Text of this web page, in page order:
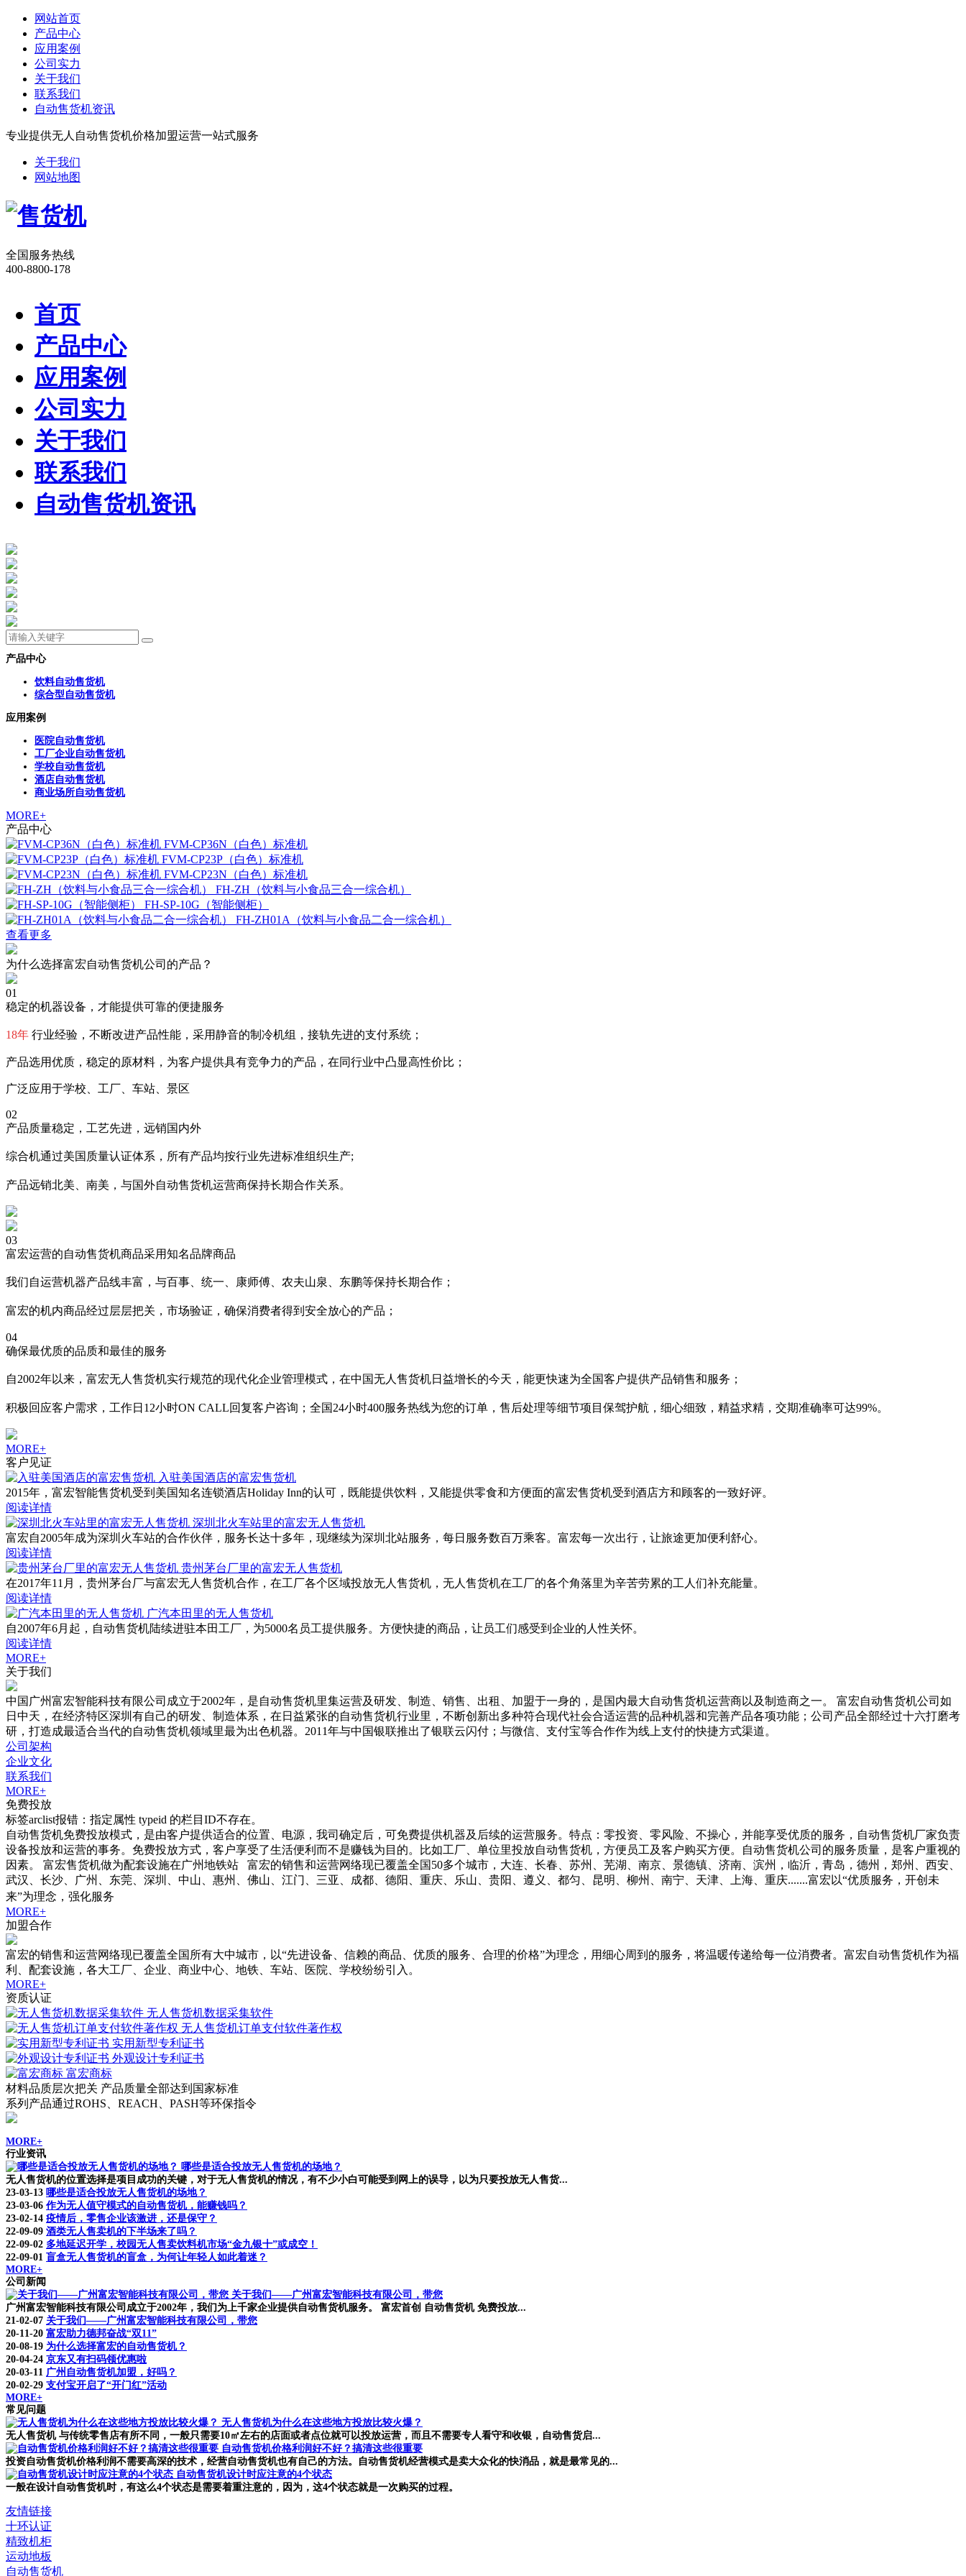
网站首页
产品中心
应用案例
公司实力
关于我们
联系我们
自动售货机资讯
专业提供无人自动售货机价格加盟运营一站式服务
关于我们
网站地图
全国服务热线
400-8800-178
首页
产品中心
应用案例
公司实力
关于我们
联系我们
自动售货机资讯
产品中心
饮料自动售货机
综合型自动售货机
应用案例
医院自动售货机
工厂企业自动售货机
学校自动售货机
酒店自动售货机
商业场所自动售货机
MORE+
产品中心
FVM-CP36N（白色）标准机
FVM-CP23P（白色）标准机
FVM-CP23N（白色）标准机
FH-ZH（饮料与小食品三合一综合机）
FH-SP-10G（智能侧柜）
FH-ZH01A（饮料与小食品二合一综合机）
查看更多
为什么选择富宏自动售货机公司的产品？
01
稳定的机器设备，才能提供可靠的便捷服务
18年 行业经验，不断改进产品性能，采用静音的制冷机组，接轨先进的支付系统；
产品选用优质，稳定的原材料，为客户提供具有竞争力的产品，在同行业中凸显高性价比；
广泛应用于学校、工厂、车站、景区
02
产品质量稳定，工艺先进，远销国内外
综合机通过美国质量认证体系，所有产品均按行业先进标准组织生产;
产品远销北美、南美，与国外自动售货机运营商保持长期合作关系。
03
富宏运营的自动售货机商品采用知名品牌商品
我们自运营机器产品线丰富，与百事、统一、康师傅、农夫山泉、东鹏等保持长期合作；
富宏的机内商品经过层层把关，市场验证，确保消费者得到安全放心的产品；
04
确保最优质的品质和最佳的服务
自2002年以来，富宏无人售货机实行规范的现代化企业管理模式，在中国无人售货机日益增长的今天，能更快速为全国客户提供产品销售和服务；
积极回应客户需求，工作日12小时ON CALL回复客户咨询；全国24小时400服务热线为您的订单，售后处理等细节项目保驾护航，细心细致，精益求精，交期准确率可达99%。
MORE+
客户见证
入驻美国酒店的富宏售货机
2015年，富宏智能售货机受到美国知名连锁酒店Holiday Inn的认可，既能提供饮料，又能提供零食和方便面的富宏售货机受到酒店方和顾客的一致好评。
阅读详情
深圳北火车站里的富宏无人售货机
富宏自2005年成为深圳火车站的合作伙伴，服务长达十多年，现继续为深圳北站服务，每日服务数百万乘客。富宏每一次出行，让旅途更加便利舒心。
阅读详情
贵州茅台厂里的富宏无人售货机
在2017年11月，贵州茅台厂与富宏无人售货机合作，在工厂各个区域投放无人售货机，无人售货机在工厂的各个角落里为辛苦劳累的工人们补充能量。
阅读详情
广汽本田里的无人售货机
自2007年6月起，自动售货机陆续进驻本田工厂，为5000名员工提供服务。方便快捷的商品，让员工们感受到企业的人性关怀。
阅读详情
MORE+
关于我们
中国广州富宏智能科技有限公司成立于2002年，是自动售货机里集运营及研发、制造、销售、出租、加盟于一身的，是国内最大自动售货机运营商以及制造商之一。 富宏自动售货机公司如
日中天，在经济特区深圳有自己的研发、制造体系，在日益紧张的自动售货机行业里，不断创新出多种符合现代社会合适运营的品种机器和完善产品各项功能；公司产品全部经过十六打磨考
研，打造成最适合当代的自动售货机领域里最为出色机器。2011年与中国银联推出了银联云闪付；与微信、支付宝等合作作为线上支付的快捷方式渠道。
公司架构
企业文化
联系我们
MORE+
免费投放
标签arclist报错：指定属性 typeid 的栏目ID不存在。
自动售货机免费投放模式，是由客户提供适合的位置、电源，我司确定后，可免费提供机器及后续的运营服务。特点：零投资、零风险、不操心，并能享受优质的服务，自动售货机厂家负责
设备投放和运营的事务。免费投放方式，客户享受了生活便利而不是赚钱为目的。比如工厂、单位里投放自动售货机，方便员工及客户购买方便。自动售货机公司的服务质量，是客户重视的
因素。 富宏售货机做为配套设施在广州地铁站 富宏的销售和运营网络现已覆盖全国50多个城市，大连、长春、苏州、芜湖、南京、景德镇、济南、滨州，临沂，青岛，德州，郑州、西安、
武汉、长沙、广州、东莞、深圳、中山、惠州、佛山、江门、三亚、成都、德阳、重庆、乐山、贵阳、遵义、都匀、昆明、柳州、南宁、天津、上海、重庆.......富宏以“优质服务，开创未
来”为理念，强化服务
MORE+
加盟合作
富宏的销售和运营网络现已覆盖全国所有大中城市，以“先进设备、信赖的商品、优质的服务、合理的价格”为理念，用细心周到的服务，将温暖传递给每一位消费者。富宏自动售货机作为福
利、配套设施，各大工厂、企业、商业中心、地铁、车站、医院、学校纷纷引入。
MORE+
资质认证
无人售货机数据采集软件
无人售货机订单支付软件著作权
实用新型专利证书
外观设计专利证书
富宏商标
材料品质层次把关 产品质量全部达到国家标准
系列产品通过ROHS、REACH、PASH等环保指令
MORE+
行业资讯
哪些是适合投放无人售货机的场地？
无人售货机的位置选择是项目成功的关键，对于无人售货机的情况，有不少小白可能受到网上的误导，以为只要投放无人售货...
23-03-13 哪些是适合投放无人售货机的场地？
23-03-06 作为无人值守模式的自动售货机，能赚钱吗？
23-02-14 疫情后，零售企业该激进，还是保守？
22-09-09 酒类无人售卖机的下半场来了吗？
22-09-02 多地延迟开学，校园无人售卖饮料机市场“金九银十”或成空！
22-09-01 盲盒无人售货机的盲盒，为何让年轻人如此着迷？
MORE+
公司新闻
关于我们——广州富宏智能科技有限公司，带您
广州富宏智能科技有限公司成立于2002年，我们为上千家企业提供自动售货机服务。 富宏首创 自动售货机 免费投放...
21-02-07 关于我们——广州富宏智能科技有限公司，带您
20-11-20 富宏助力德邦奋战“双11”
20-08-19 为什么选择富宏的自动售货机？
20-04-24 京东又有扫码领优惠啦
20-03-11 广州自动售货机加盟，好吗？
20-02-29 支付宝开启了“开门红”活动
MORE+
常见问题
无人售货机为什么在这些地方投放比较火爆？
无人售货机 与传统零售店有所不同，一般只需要10㎡左右的店面或者点位就可以投放运营，而且不需要专人看守和收银，自动售货启...
自动售货机价格利润好不好？搞清这些很重要
投资自动售货机价格利润不需要高深的技术，经营自动售货机也有自己的方法。自动售货机经营模式是卖大众化的快消品，就是最常见的...
自动售货机设计时应注意的4个状态
一般在设计自动售货机时，有这么4个状态是需要着重注意的，因为，这4个状态就是一次购买的过程。
友情链接
十环认证
精致机柜
运动地板
自动售货机